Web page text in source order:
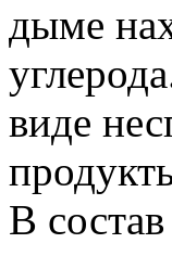
дыме
виде
В